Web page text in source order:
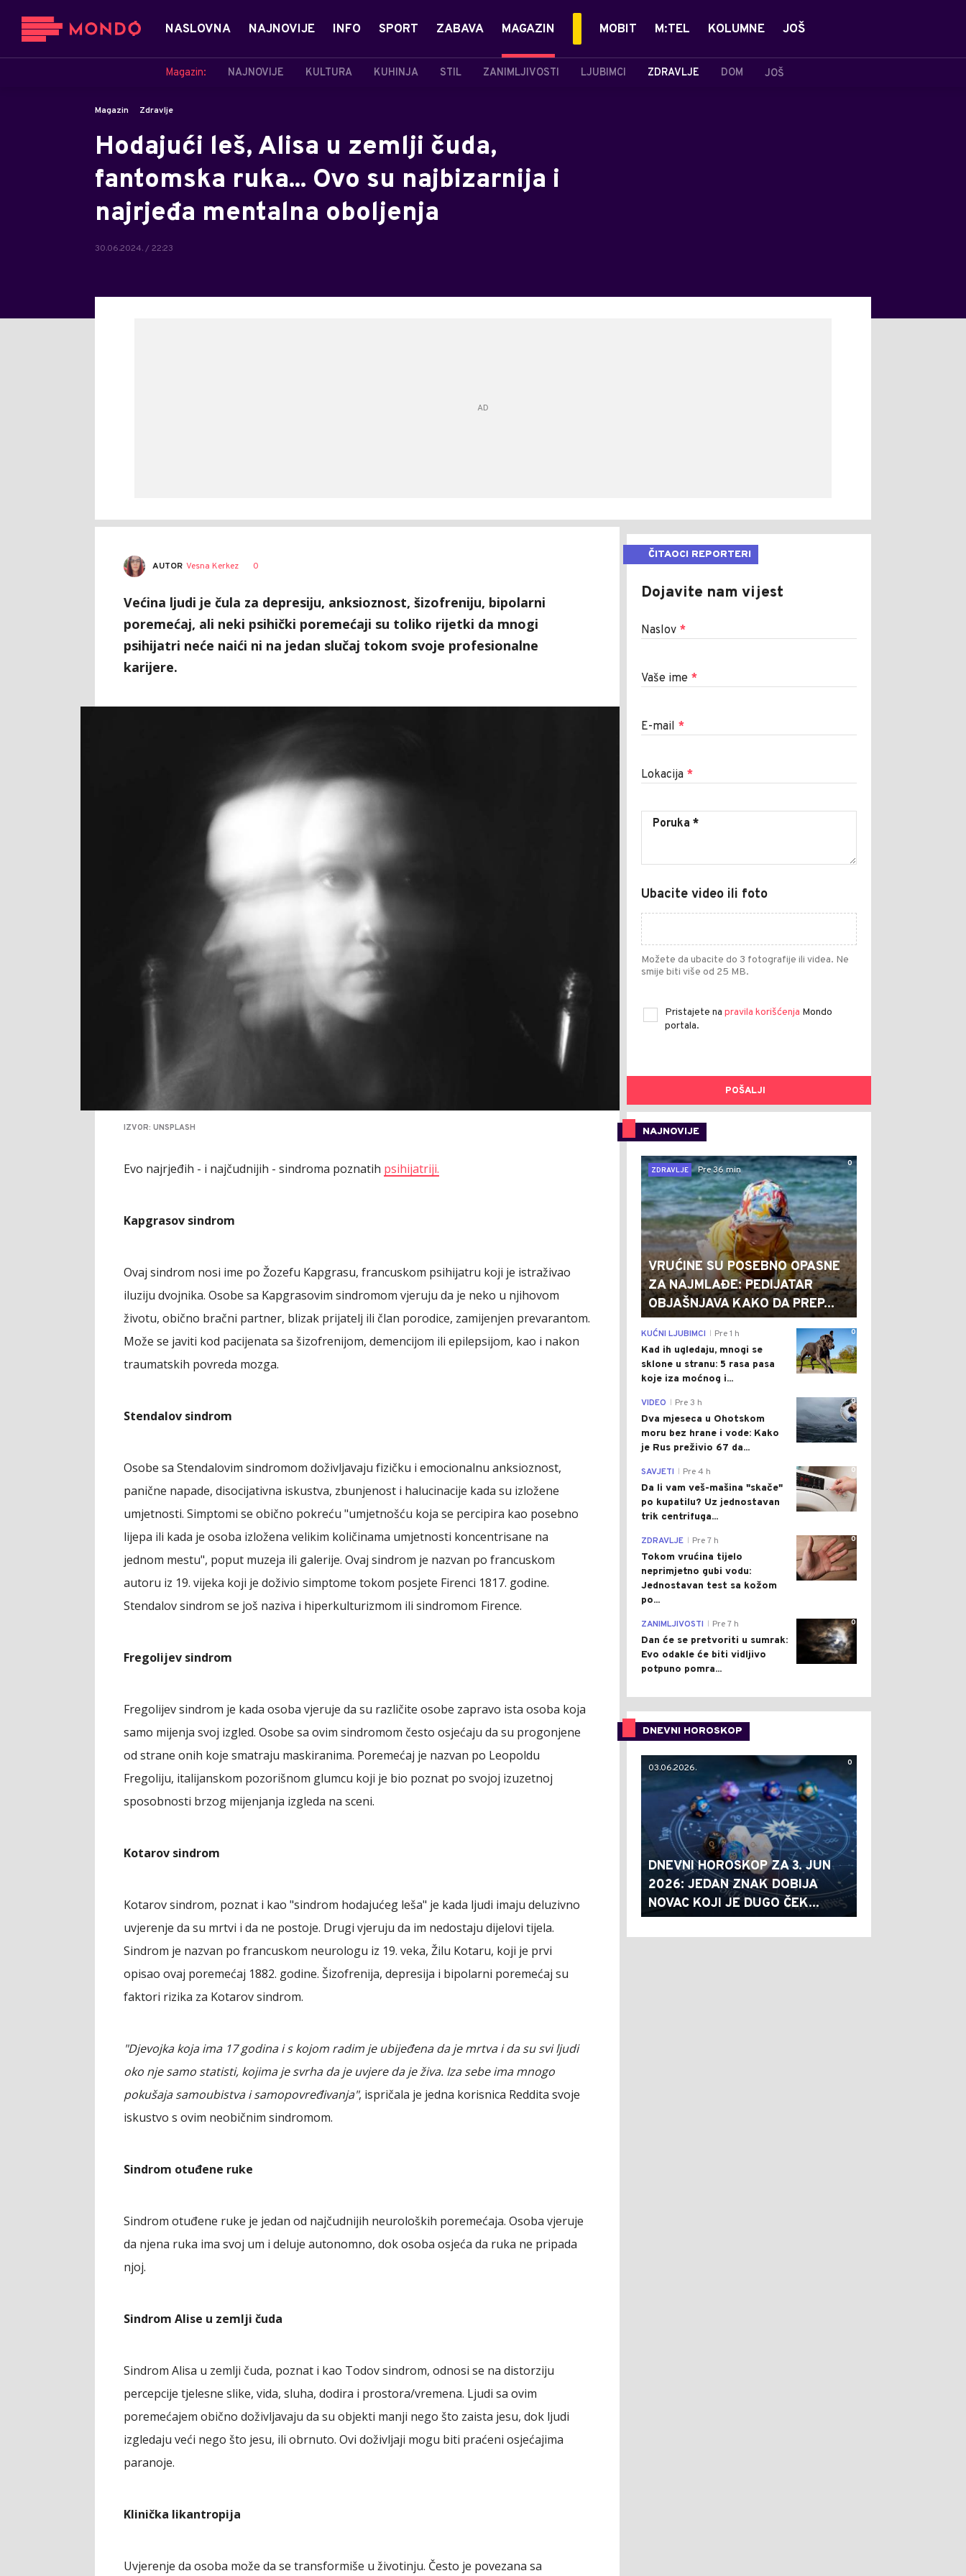
NASLOVNA NAJNOVIJE INFO SPORT ZABAVA MAGAZIN
Magazin: NAJNOVIJE KULTURA KUHINJA STIL ZANIMLJIVOSTI LJUBIMCI ZDRAVLJE DOM JOŠ
MOBIT M:TEL KOLUMNE JOŠ
Magazin Zdravlje
Hodajući leš, Alisa u zemlji čuda,
fantomska ruka... Ovo su najbizarnija i
najrjeđa mentalna oboljenja
30.06.2024. / 22:23
AUTOR Vesna Kerkez 0
Većina ljudi je čula za depresiju, anksioznost, šizofreniju, bipolarni
poremećaj, ali neki psihički poremećaji su toliko rijetki da mnogi
psihijatri neće naići ni na jedan slučaj tokom svoje profesionalne
karijere.
IZVOR: UNSPLASH
Evo najrjeđih - i najčudnijih - sindroma poznatih psihijatriji.
Kapgrasov sindrom
Ovaj sindrom nosi ime po Žozefu Kapgrasu, francuskom psihijatru koji je istraživao
iluziju dvojnika. Osobe sa Kapgrasovim sindromom vjeruju da je neko u njihovom
životu, obično bračni partner, blizak prijatelj ili član porodice, zamijenjen prevarantom.
Može se javiti kod pacijenata sa šizofrenijom, demencijom ili epilepsijom, kao i nakon
traumatskih povreda mozga.
Stendalov sindrom
Osobe sa Stendalovim sindromom doživljavaju fizičku i emocionalnu anksioznost,
panične napade, disocijativna iskustva, zbunjenost i halucinacije kada su izložene
umjetnosti. Simptomi se obično pokreću "umjetnošću koja se percipira kao posebno
lijepa ili kada je osoba izložena velikim količinama umjetnosti koncentrisane na
jednom mestu", poput muzeja ili galerije. Ovaj sindrom je nazvan po francuskom
autoru iz 19. vijeka koji je doživio simptome tokom posjete Firenci 1817. godine.
Stendalov sindrom se još naziva i hiperkulturizmom ili sindromom Firence.
Fregolijev sindrom
Fregolijev sindrom je kada osoba vjeruje da su različite osobe zapravo ista osoba koja
samo mijenja svoj izgled. Osobe sa ovim sindromom često osjećaju da su progonjene
od strane onih koje smatraju maskiranima. Poremećaj je nazvan po Leopoldu
Fregoliju, italijanskom pozorišnom glumcu koji je bio poznat po svojoj izuzetnoj
sposobnosti brzog mijenjanja izgleda na sceni.
Kotarov sindrom
Kotarov sindrom, poznat i kao "sindrom hodajućeg leša" je kada ljudi imaju deluzivno
uvjerenje da su mrtvi i da ne postoje. Drugi vjeruju da im nedostaju dijelovi tijela.
Sindrom je nazvan po francuskom neurologu iz 19. veka, Žilu Kotaru, koji je prvi
opisao ovaj poremećaj 1882. godine. Šizofrenija, depresija i bipolarni poremećaj su
faktori rizika za Kotarov sindrom.
"Djevojka koja ima 17 godina i s kojom radim je ubijeđena da je mrtva i da su svi ljudi
oko nje samo statisti, kojima je svrha da je uvjere da je živa. Iza sebe ima mnogo
pokušaja samoubistva i samopovređivanja", ispričala je jedna korisnica Reddita svoje
iskustvo s ovim neobičnim sindromom.
Sindrom otuđene ruke
Sindrom otuđene ruke je jedan od najčudnijih neuroloških poremećaja. Osoba vjeruje
da njena ruka ima svoj um i deluje autonomno, dok osoba osjeća da ruka ne pripada
njoj.
Sindrom Alise u zemlji čuda
Sindrom Alisa u zemlji čuda, poznat i kao Todov sindrom, odnosi se na distorziju
percepcije tjelesne slike, vida, sluha, dodira i prostora/vremena. Ljudi sa ovim
poremećajem obično doživljavaju da su objekti manji nego što zaista jesu, dok ljudi
izgledaju veći nego što jesu, ili obrnuto. Ovi doživljaji mogu biti praćeni osjećajima
paranoje.
Klinička likantropija
Uvjerenje da osoba može da se transformiše u životinju. Često je povezana sa
ČITAOCI REPORTERI
Dojavite nam vijest
Naslov *
Vaše ime *
E-mail *
Lokacija *
Ubacite video ili foto
Možete da ubacite do 3 fotografije ili videa. Ne
smije biti više od 25 MB.
Pristajete na pravila korišćenja Mondo
portala.
POŠALJI
NAJNOVIJE
0
ZDRAVLJE
Pre 36 min
VRUĆINE SU POSEBNO OPASNE
ZA NAJMLAĐE: PEDIJATAR
OBJAŠNJAVA KAKO DA PREP...
0
KUĆNI LJUBIMCI Pre 1 h
Kad ih ugledaju, mnogi se
sklone u stranu: 5 rasa pasa
koje iza moćnog i...
0
VIDEO Pre 3 h
Dva mjeseca u Ohotskom
moru bez hrane i vode: Kako
je Rus preživio 67 da...
0
SAVJETI Pre 4 h
Da li vam veš-mašina "skače"
po kupatilu? Uz jednostavan
trik centrifuga...
0
ZDRAVLJE Pre 7 h
Tokom vrućina tijelo
neprimjetno gubi vodu:
Jednostavan test sa kožom
po...
0
ZANIMLJIVOSTI Pre 7 h
Dan će se pretvoriti u sumrak:
Evo odakle će biti vidljivo
potpuno pomra...
DNEVNI HOROSKOP
0
03.06.2026.
DNEVNI HOROSKOP ZA 3. JUN
2026: JEDAN ZNAK DOBIJA
NOVAC KOJI JE DUGO ČEK...